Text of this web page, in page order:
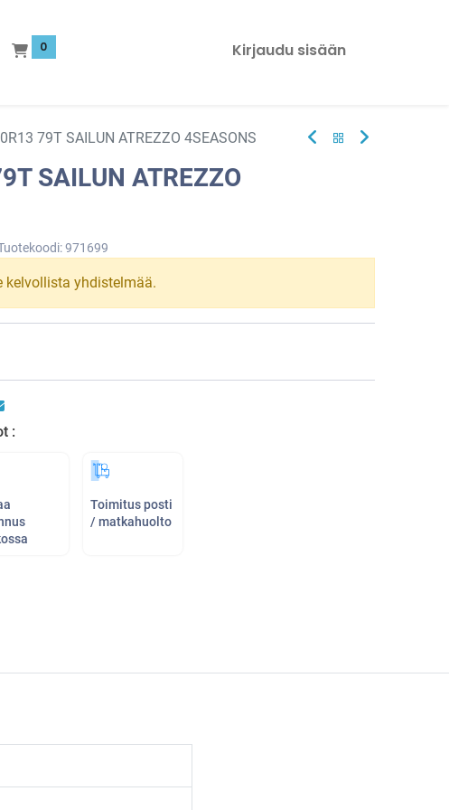
0 Kirjaudu sisään
79T SAILUN ATREZZO 4SEASONS
SAILUN ATREZZO
971699
kelvollista yhdistelmää.
:
Toimitus posti
/ matkahuolto